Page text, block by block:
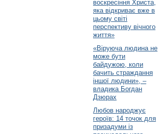
воскресіння Христа,
яка відкриває вже в
цьому світі
перспективу вічного
життя»
«Віруюча людина не
може бути
байдужою, коли
бачить страждання
іншої людини», –
владика Богдан
Дзюрах
Любов народжує
героїв: 14 точок для
призадуми із